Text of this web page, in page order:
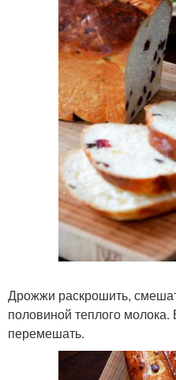
Дрожжи раскрошить,
половиной теплого
перемешать.